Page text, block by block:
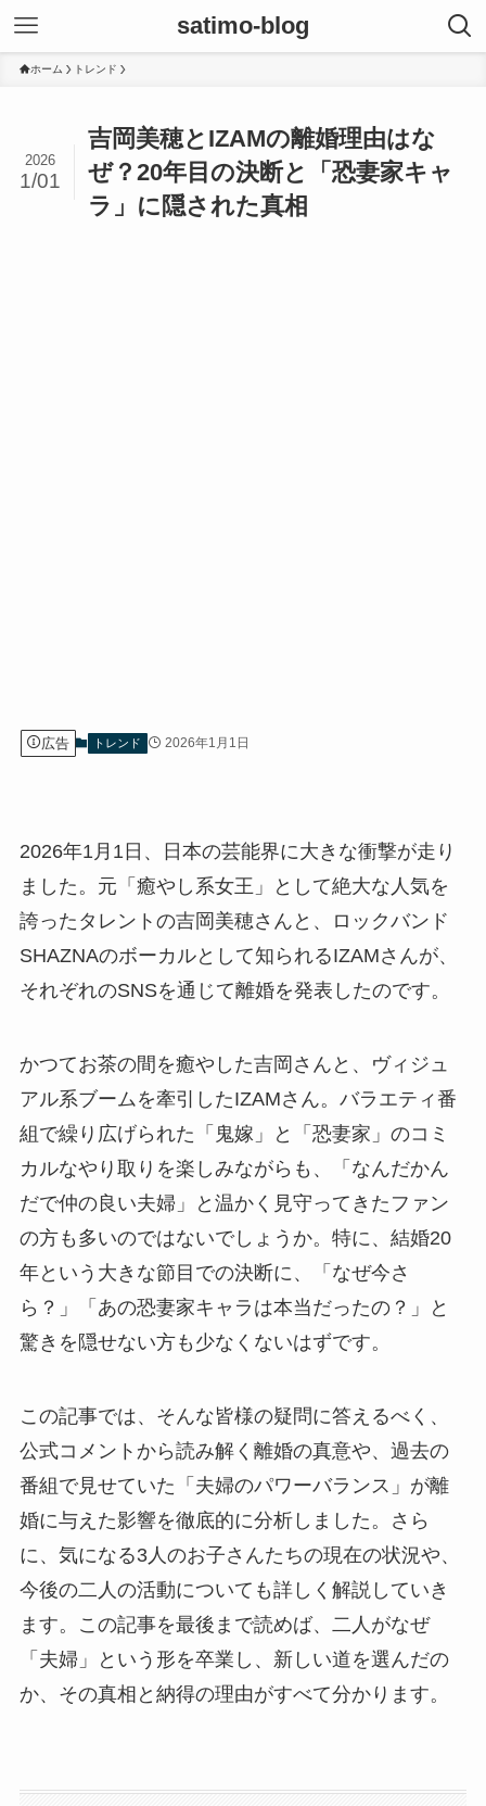
satimo-blog
ホーム トレンド
吉岡美穂とIZAMの離婚理由はな
ぜ？20年目の決断と「恐妻家キャ
ラ」に隠された真相
2026
1/01
広告 トレンド 2026年1月1日
2026年1月1日、日本の芸能界に大きな衝撃が走り
ました。元「癒やし系女王」として絶大な人気を
誇ったタレントの吉岡美穂さんと、ロックバンド
SHAZNAのボーカルとして知られるIZAMさんが、
それぞれのSNSを通じて離婚を発表したのです。
かつてお茶の間を癒やした吉岡さんと、ヴィジュ
アル系ブームを牽引したIZAMさん。バラエティ番
組で繰り広げられた「鬼嫁」と「恐妻家」のコミ
カルなやり取りを楽しみながらも、「なんだかん
だで仲の良い夫婦」と温かく見守ってきたファン
の方も多いのではないでしょうか。特に、結婚20
年という大きな節目での決断に、「なぜ今さ
ら？」「あの恐妻家キャラは本当だったの？」と
驚きを隠せない方も少なくないはずです。
この記事では、そんな皆様の疑問に答えるべく、
公式コメントから読み解く離婚の真意や、過去の
番組で見せていた「夫婦のパワーバランス」が離
婚に与えた影響を徹底的に分析しました。さら
に、気になる3人のお子さんたちの現在の状況や、
今後の二人の活動についても詳しく解説していき
ます。この記事を最後まで読めば、二人がなぜ
「夫婦」という形を卒業し、新しい道を選んだの
か、その真相と納得の理由がすべて分かります。